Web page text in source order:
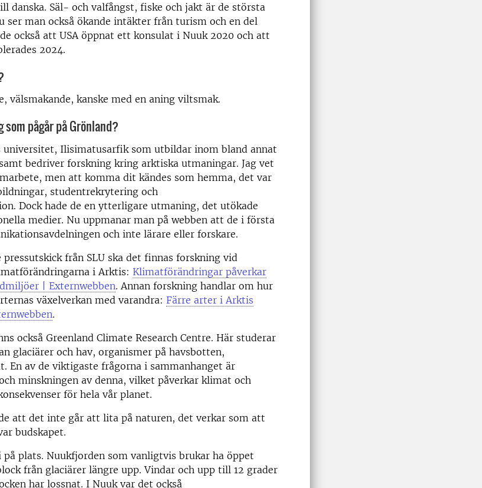
danska. Säl- och valfångst, fiske och jakt är de största
ser man också ökande intäkter från turism och en del
också att USA öppnat ett konsulat i Nuuk 2020 och att
2024.
välsmakande, kanske med en aning viltsmak.
som pågår på Grönland?
universitet, Ilisimatusarfik som utbildar inom bland annat
bedriver forskning kring arktiska utmaningar. Jag vet
men att komma dit kändes som hemma, det var
studentrekrytering och
Dock hade de en ytterligare utmaning, det utökade
medier. Nu uppmanar man på webben att de i första
och inte lärare eller forskare.
från SLU ska det finnas forskning vid
i Arktis: Klimatförändringar påverkar
| Externwebben. Annan forskning handlar om hur
växelverkan med varandra: Färre arter i Arktis
.
också Greenland Climate Research Centre. Här studerar
glaciärer och hav, organismer på havsbotten,
En av de viktigaste frågorna i sammanhanget är
minskningen av denna, vilket påverkar klimat och
för hela vår planet.
att det inte går att lita på naturen, det verkar som att
budskapet.
plats. Nuukfjorden som vanligtvis brukar ha öppet
från glaciärer längre upp. Vindar och upp till 12 grader
har lossnat. I Nuuk var det också